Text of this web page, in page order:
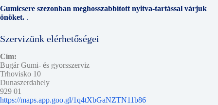
Gumicsere szezonban meghosszabbított nyitva-tartással várjuk
önöket. .
Szervizünk elérhetőségei
Cím:
Bugár Gumi- és gyorsszerviz
Trhovisko 10
Dunaszerdahely
929 01
https://maps.app.goo.gl/1q4tXbGaNZTN11b86